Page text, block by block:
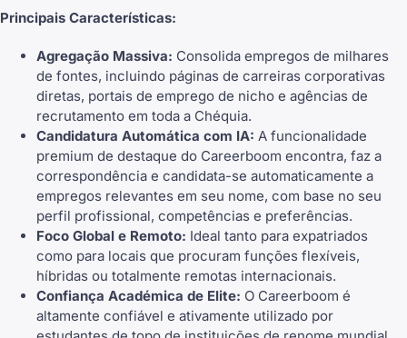
Principais Características:
Agregação Massiva: Consolida empregos de milhares
de fontes, incluindo páginas de carreiras corporativas
diretas, portais de emprego de nicho e agências de
recrutamento em toda a Chéquia.
Candidatura Automática com IA: A funcionalidade
premium de destaque do Careerboom encontra, faz a
correspondência e candidata-se automaticamente a
empregos relevantes em seu nome, com base no seu
perfil profissional, competências e preferências.
Foco Global e Remoto: Ideal tanto para expatriados
como para locais que procuram funções flexíveis,
híbridas ou totalmente remotas internacionais.
Confiança Académica de Elite: O Careerboom é
altamente confiável e ativamente utilizado por